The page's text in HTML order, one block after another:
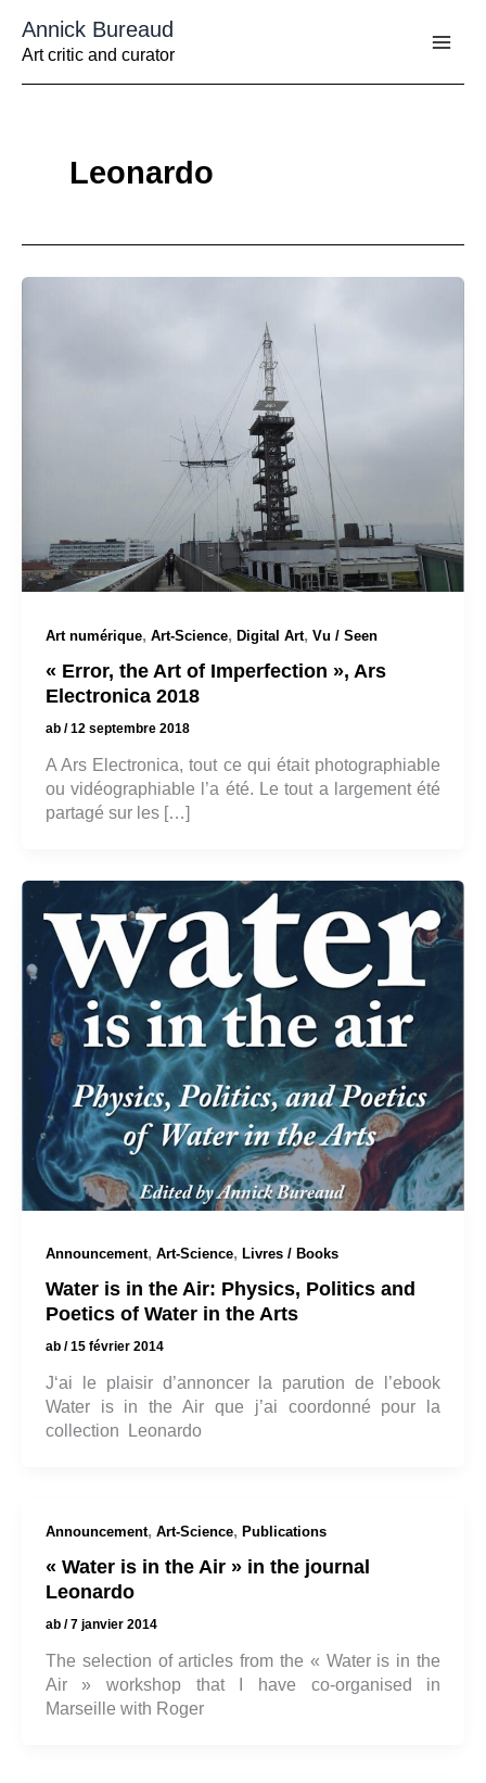
contenu
Annick Bureaud
Art critic and curator
Leonardo
Art numérique, Art-Science, Digital Art, Vu / Seen
« Error, the Art of Imperfection », Ars
Electronica 2018
ab /12 septembre 2018
A Ars Electronica, tout ce qui était photographiable
ou vidéographiable l’a été. Le tout a largement été
partagé sur les […]
Announcement, Art-Science, Livres / Books
Water is in the Air: Physics, Politics and
Poetics of Water in the Arts
ab /15 février 2014
J‘ai le plaisir d’annoncer la parution de l’ebook
Water is in the Air que j’ai coordonné pour la
collection Leonardo
Announcement, Art-Science, Publications
« Water is in the Air » in the journal
Leonardo
ab /7 janvier 2014
The selection of articles from the « Water is in the
Air » workshop that I have co-organised in
Marseille with Roger